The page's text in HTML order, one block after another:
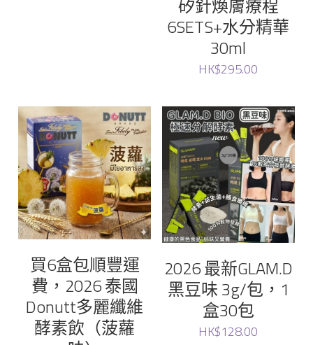
cellinkos
蟲草大王
donutt
七 色花
sliswiss
矽針煥膚療程
6SETS+水分精華
30ml
HK$295.00
買6盒包順豐運
費，2026 泰國
Donutt多麗纖維
酵素飲（菠蘿
2026 最新GLAM.D
黑豆味 3g/包，1
盒30包
HK$128.00